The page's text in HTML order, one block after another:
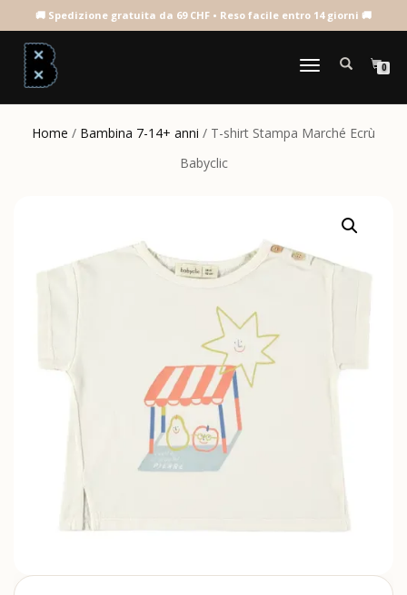
NAVIGAZIONE
0
Home / Bambina 7-14+ anni / T-shirt Stampa Marché Ecrù
Babyclic